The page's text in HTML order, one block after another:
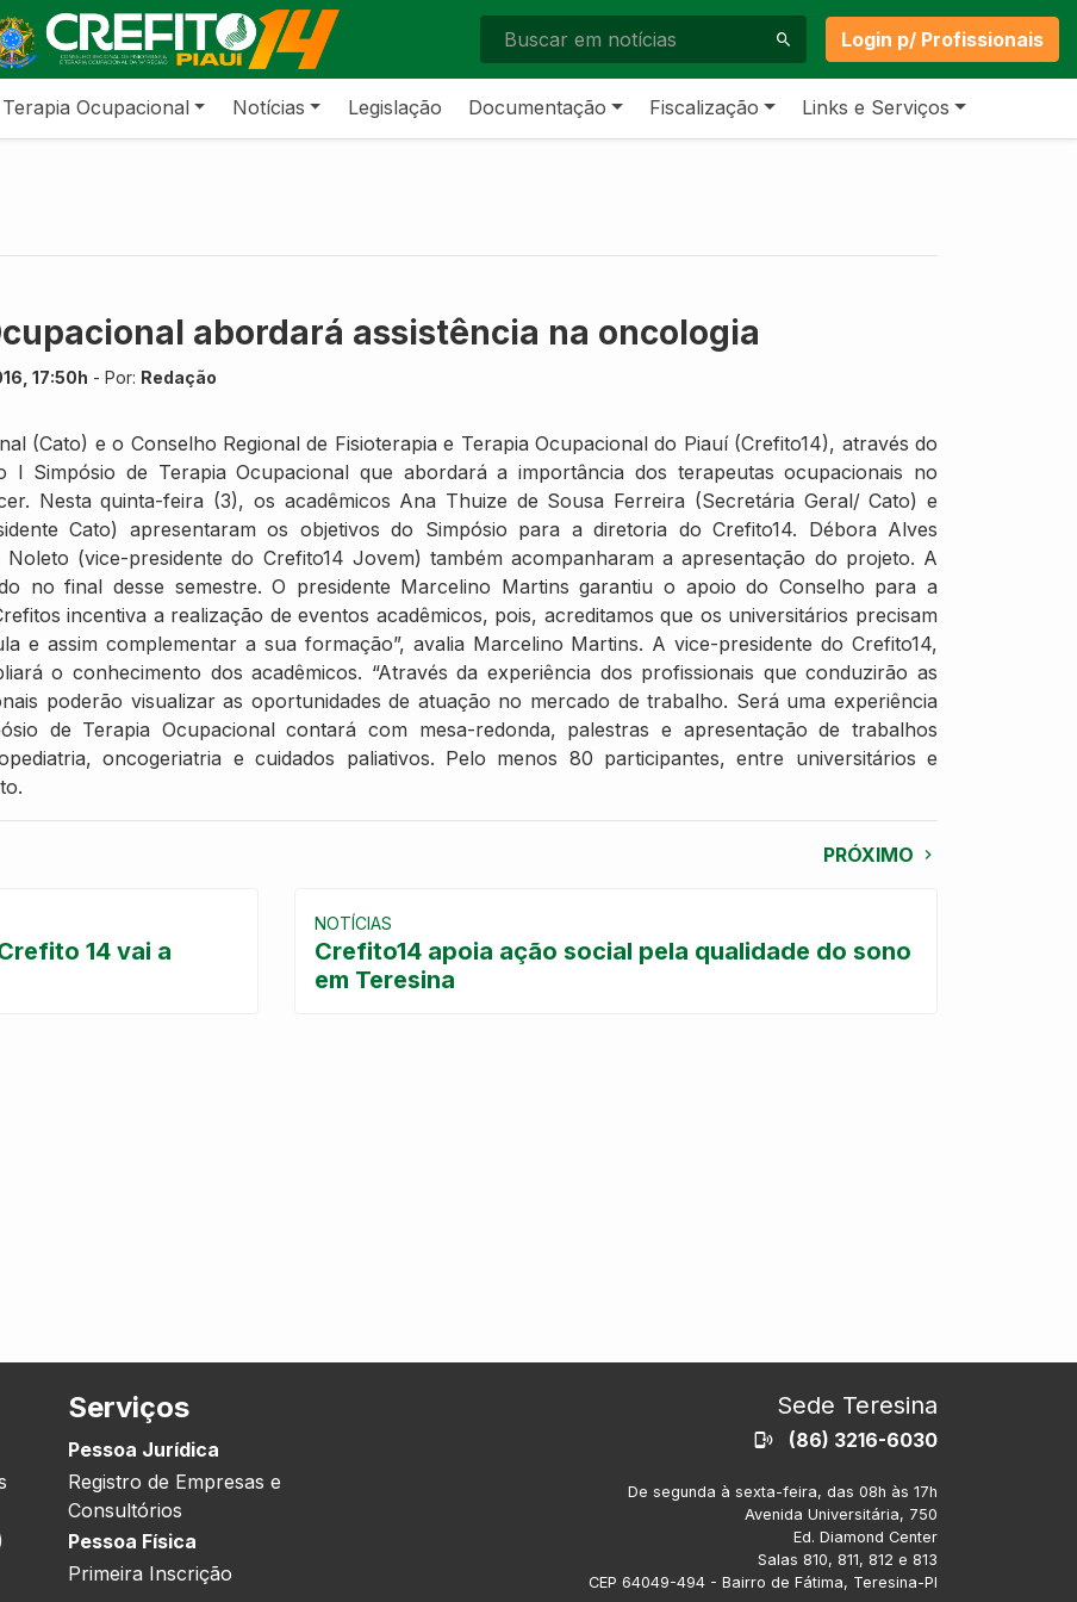
Login p/ Profissionais
Terapia Ocupacional Notícias Legislação Documentação Fiscalização Links e Serviços
abordará assistência na oncologia
17:50h - Por: Redação
(Cato) e o Conselho Regional de Fisioterapia e Terapia Ocupacional do Piauí (Crefito14), através do
I Simpósio de Terapia Ocupacional que abordará a importância dos terapeutas ocupacionais no
Nesta quinta-feira (3), os acadêmicos Ana Thuize de Sousa Ferreira (Secretária Geral/ Cato) e
Cato) apresentaram os objetivos do Simpósio para a diretoria do Crefito14. Débora Alves
(vice-presidente do Crefito14 Jovem) também acompanharam a apresentação do projeto. A
no final desse semestre. O presidente Marcelino Martins garantiu o apoio do Conselho para a
incentiva a realização de eventos acadêmicos, pois, acreditamos que os universitários precisam
e assim complementar a sua formação”, avalia Marcelino Martins. A vice-presidente do Crefito14,
o conhecimento dos acadêmicos. “Através da experiência dos profissionais que conduzirão as
poderão visualizar as oportunidades de atuação no mercado de trabalho. Será uma experiência
de Terapia Ocupacional contará com mesa-redonda, palestras e apresentação de trabalhos
oncogeriatria e cuidados paliativos. Pelo menos 80 participantes, entre universitários e
PRÓXIMO
14 vai a
NOTÍCIAS
Crefito14 apoia ação social pela qualidade do sono
em Teresina
Serviços
Pessoa Jurídica
Registro de Empresas e
Consultórios
Pessoa Física
Primeira Inscrição
Sede Teresina
(86) 3216-6030
De segunda à sexta-feira, das 08h às 17h
Avenida Universitária, 750
Ed. Diamond Center
Salas 810, 811, 812 e 813
CEP 64049-494 - Bairro de Fátima, Teresina-PI